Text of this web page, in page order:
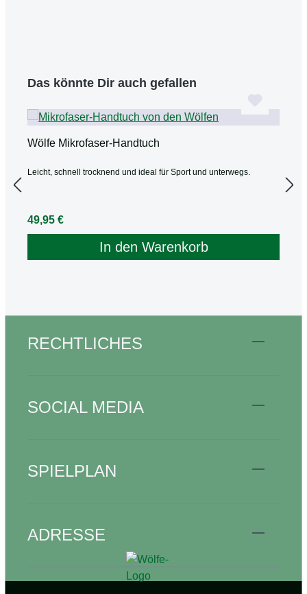
Produktgalerie überspringen
Das könnte Dir auch gefallen
Wölfe Mikrofaser-Handtuch
Leicht, schnell trocknend und ideal für Sport und unterwegs.
Regulärer Preis:
49,95 €
In den Warenkorb
RECHTLICHES
SOCIAL MEDIA
SPIELPLAN
ADRESSE